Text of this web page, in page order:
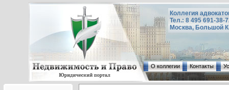
Коллегия
Тел.: 8 495 691-38-
Москва, Большой
О коллегии Контакты